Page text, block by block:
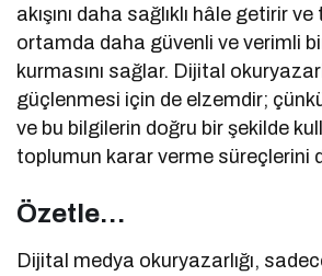
akışını daha sağlıklı hâle getirir
ortamda daha güvenli ve verimli
kurmasını sağlar. Dijital
güçlenmesi için de elzemdir;
ve bu bilgilerin doğru bir şekilde
toplumun karar verme süreçlerini
Özetle…
Dijital medya okuryazarlığı,